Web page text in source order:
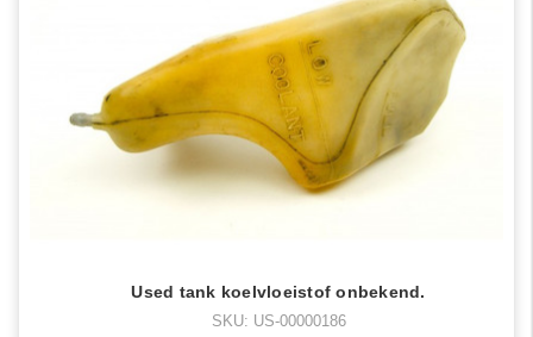
Used tank koelvloeistof onbekend.
SKU: US-00000186